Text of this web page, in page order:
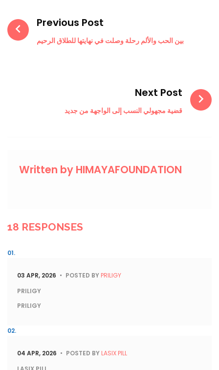
Previous Post
بين الحب والألم رحلة وصلت في نهايتها للطلاق الرحيم
Next Post
قضية مجهولي النسب إلى الواجهة من جديد
Written by HIMAYAFOUNDATION
18 RESPONSES
03 APR, 2026 POSTED BY PRILIGY
PRILIGY
PRILIGY
04 APR, 2026 POSTED BY LASIX PILL